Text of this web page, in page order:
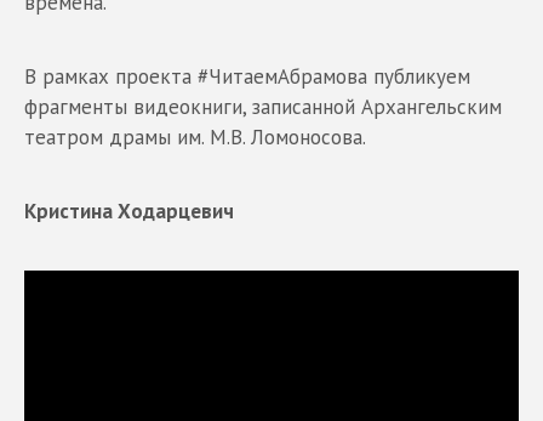
В рамках проекта #ЧитаемАбрамова публикуем
фрагменты видеокниги, записанной Архангельским
театром драмы им. М.В. Ломоносова.
Кристина Ходарцевич